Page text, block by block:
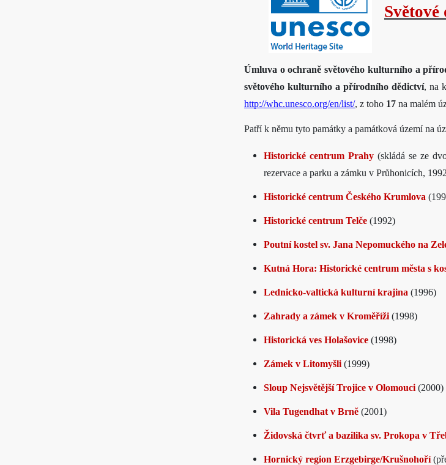
Úmluva o ochraně světového kulturního a
světového kulturního a přírodního dědictví, na
http://whc.unesco.org/en/list/, z toho 17 na malém
Patří k němu tyto památky a památková území na
Historické centrum Prahy(skládá se ze
rezervace a parku a zámku v Průhonicích,
Historické centrum Českého Krumlova
Historické centrum Telče (1992)
Poutní kostel sv. Jana Nepomuckého na
Kutná Hora: Historické centrum města s
Lednicko-valtická kulturní krajina (1996)
Zahrady a zámek v Kroměříži (1998)
Historická ves Holašovice (1998)
Zámek v Litomyšli (1999)
Sloup Nejsvětější Trojice v Olomouci (2000)
Vila Tugendhat v Brně (2001)
Židovská čtvrť a bazilika sv. Prokopa v
Hornický region Erzgebirge/Krušnohoří